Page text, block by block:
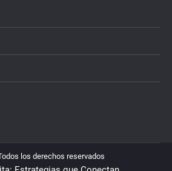
los derechos reservados